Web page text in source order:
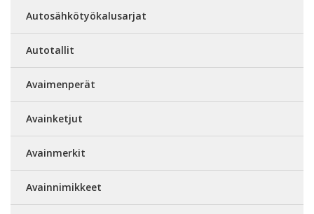
Autosähkötyökalusarjat
Autotallit
Avaimenperät
Avainketjut
Avainmerkit
Avainnimikkeet